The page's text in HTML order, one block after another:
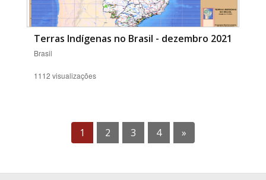
Terras Indígenas no Brasil - dezembro 2021
Brasil
1112 visualizações
1 2 3 4 »